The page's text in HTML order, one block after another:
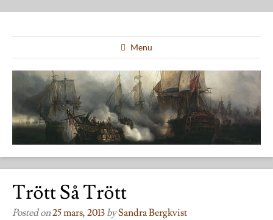
Menu
Trött Så Trött
Posted on25 mars, 2013 bySandra Bergkvist